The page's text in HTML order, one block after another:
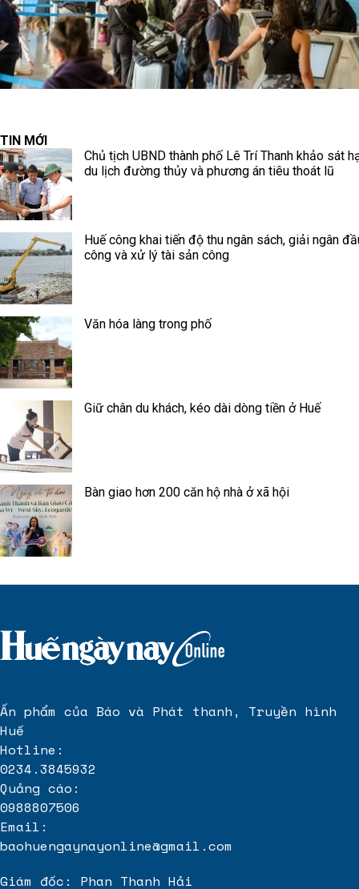
TIN MỚI
Chủ tịch UBND thành phố Lê Trí Thanh khảo sát
du lịch đường thủy và phương án tiêu thoát lũ
Huế công khai tiến độ thu ngân sách, giải ngân
công và xử lý tài sản công
Văn hóa làng trong phố
Giữ chân du khách, kéo dài dòng tiền ở Huế
Bàn giao hơn 200 căn hộ nhà ở xã hội
Ấn phẩm của Báo và Phát thanh, Truyền hình
Huế
Hotline:
0234.3845932
Quảng cáo:
0988807506
Email:
baohuengaynayonline@gmail.com
Giám đốc: Phan Thanh Hải